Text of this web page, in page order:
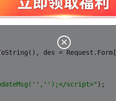
"upfile"];
des = Request.Form[
script>" );